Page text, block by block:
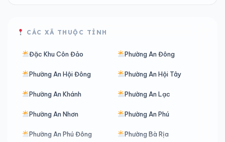
CÁC XÃ THUỘC TỈNH
Đặc Khu Côn Đảo Phường An Đông
Phường An Hội Đông Phường An Hội Tây
Phường An Khánh Phường An Lạc
Phường An Nhơn Phường An Phú
Phường An Phú Đông Phường Bà Rịa